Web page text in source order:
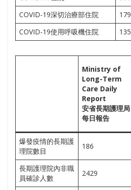
COVID-19深切治療部住院
179
COVID-19使用呼吸機住院
135
Ministry of
Long-Term
Care Daily
Report
安省長期護理局
每日報告
爆發疫情的長期護
理院數目
186
長期護理院內非職
員確診人數
2429